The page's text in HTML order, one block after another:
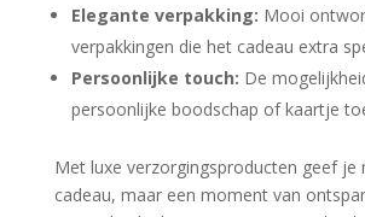
Elegante verpakking: Mooi
verpakkingen die het cadeau extra
Persoonlijke touch: De
persoonlijke boodschap of kaartje
Met luxe verzorgingsproducten geef je
cadeau, maar een moment van